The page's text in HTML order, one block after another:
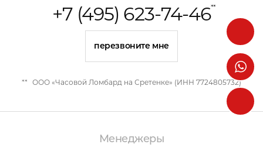
+7 (495) 623-74-46**
перезвоните мне
** ООО «Часовой Ломбард на Сретенке» (ИНН 7724805732)
Менеджеры